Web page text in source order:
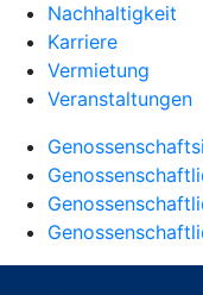
Nachhaltigkeit
Karriere
Vermietung
Veranstaltungen